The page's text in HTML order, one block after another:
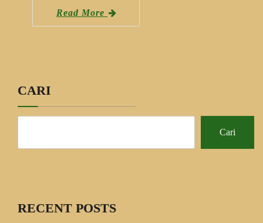
Read More
CARI
Cari
RECENT POSTS